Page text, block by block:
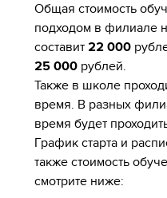
Общая стоимость
подходом в филиале
составит 22 000
25 000рублей.
Также в школе
время. В разных
время будет
График старта и
также стоимость
смотрите ниже: